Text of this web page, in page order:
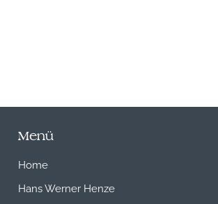
Menü
Home
Hans Werner Henze